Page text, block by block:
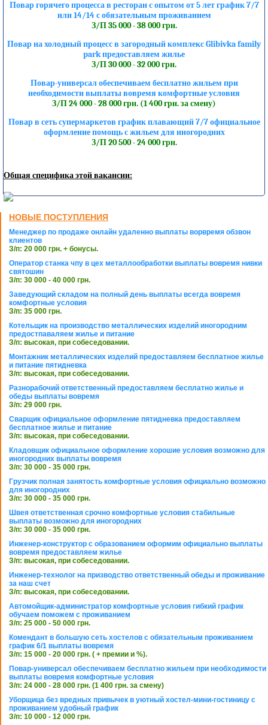
Повар горячего процесса в ресторан с опытом от 5 лет график 7/7
или 14/14 с обязательным проживанием
З/П 35 000 - 38 000 грн.
Повар на холодный процесс в загородный комплекс Glibivka family
park предоставляем жилье
З/П 30 000 - 32 000 грн.
Повар-универсал обеспечиваем бесплатно жильем при
необходимости выплаты вовремя комфортные условия
З/П 24 000 - 28 000 грн. (1 400 грн. за смену)
Повар в сеть супермаркетов график плавающий 7/7 официальное
оформление помощь с жильем для иногородних
З/П 20 500 - 24 000 грн.
Общая специфика этой вакансии:
НОВЫЕ ПОСТУПЛЕНИЯ
Менеджер по продаже онлайн удаленно выплаты ворвремя обзвон
клиентов
З/п: 20 000 грн. + бонусы.
Оператор станка чпу в цех металлообработки выплаты вовремя нивки
святошин
З/п: 30 000 - 40 000 грн.
Заведующий складом на полный день выплаты всегда вовремя
комфортные условия
З/п: 35 000 грн.
Котельщик на производство металлических изделий иногородним
предостпаваляем жилье и питание
З/п: высокая, при собеседовании.
Монтажник металлических изделий предоставляем бесплатное жилье
и питание пятидневка
З/п: высокая, при собеседовании.
Разнорабочий ответственный предоставляем бесплатно жилье и
обеды выплаты вовремя
З/п: 29 000 грн.
Сварщик официальное оформление пятидневка предоставляем
бесплатное жилье и питание
З/п: высокая, при собеседовании.
Кладовщик официальное оформление хорошие условия возможно для
иногородних выплаты вовремя
З/п: 30 000 - 35 000 грн.
Грузчик полная занятость комфортные условия официально возможно
для иногородних
З/п: 30 000 - 35 000 грн.
Швея ответственная срочно комфортные условия стабильные
выплаты возможно для иногородних
З/п: 30 000 - 35 000 грн.
Инженер-конструктор с образованием оформим официально выплаты
вовремя предоставляем жилье
З/п: высокая, при собеседовании.
Инженер-технолог на призводство ответственный обеды и проживание
за наш счет
З/п: высокая, при собеседовании.
Автомойщик-администратор комфортные условия гибкий график
обучаем поможем с проживанием
З/п: 25 000 - 50 000 грн.
Комендант в большую сеть хостелов с обязательным проживанием
график 6/1 выплаты вовремя
З/п: 15 000 - 20 000 грн. ( + премии и %).
Повар-универсал обеспечиваем бесплатно жильем при необходимости
выплаты вовремя комфортные условия
З/п: 24 000 - 28 000 грн. (1 400 грн. за смену)
Уборщица без вредных привычек в уютный хостел-мини-гостиницу с
проживанием удобный график
З/п: 10 000 - 12 000 грн.